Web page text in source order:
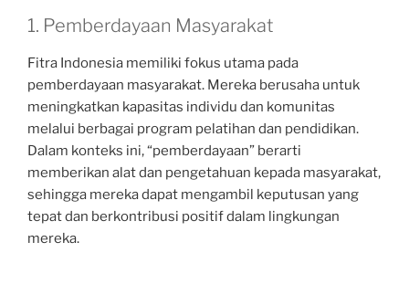
1. Pemberdayaan Masyarakat
Fitra Indonesia memiliki fokus utama pada
pemberdayaan masyarakat. Mereka berusaha untuk
meningkatkan kapasitas individu dan komunitas
melalui berbagai program pelatihan dan pendidikan.
Dalam konteks ini, “pemberdayaan” berarti
memberikan alat dan pengetahuan kepada masyarakat,
sehingga mereka dapat mengambil keputusan yang
tepat dan berkontribusi positif dalam lingkungan
mereka.